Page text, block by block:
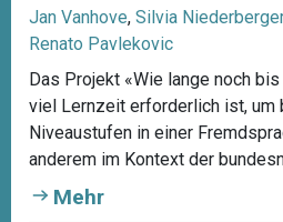
Jan Vanhove, Silvia Niederberger
Renato Pavlekovic
Das Projekt «Wie lange noch
viel Lernzeit erforderlich ist, um
Niveaustufen in einer
anderem im Kontext der
Mehr